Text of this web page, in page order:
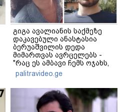
გიგა ავალიანის საქმეზე
დაკავებული ანასტასია
ბერუაშვილის დედა
მიმართვას ავრცელებს -
"რაც ეს ამბავი ჩემს ოჯახს,
ჩემს ანასტასიას გადახდა
თავს, მის მერე მე მე არ
ვარ"
palitravideo.ge